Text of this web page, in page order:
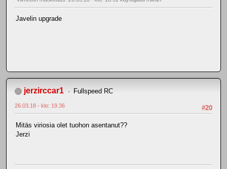
Javelin upgrade
jerzirccar1 Fullspeed RC
#20
26.03.18 - klo: 19.36
Mitäs viriosia olet tuohon asentanut??
Jerzi